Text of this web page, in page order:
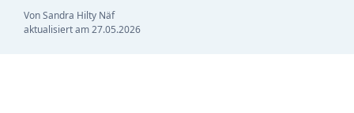
Von Sandra Hilty Näf
aktualisiert am27.05.2026